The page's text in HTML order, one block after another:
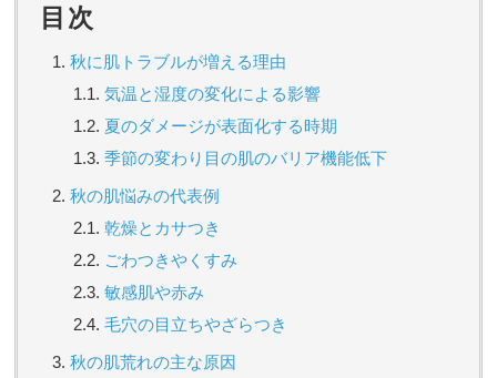
目次
秋に肌トラブルが増える理由
気温と湿度の変化による影響
夏のダメージが表面化する時期
季節の変わり目の肌のバリア機能低下
秋の肌悩みの代表例
乾燥とカサつき
ごわつきやくすみ
敏感肌や赤み
毛穴の目立ちやざらつき
秋の肌荒れの主な原因